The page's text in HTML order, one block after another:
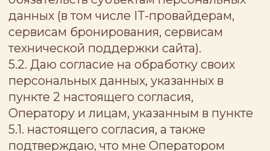
соответствующую кнопку отправки
Формы (кнопка “Отправить”, “Онлайн-
запись”, “Оставить заявку” или
“Записаться”, в том числе в блоке
онлайн-записи, или другие подобного
содержания кнопки). С данного момента
предоставившим согласие на обработку
своих ПДн, внесенных в поля формы
обратной связи.
7. Датой и временем формирования,
подтверждения и отправки Согласия
прошу считать момент маркировки